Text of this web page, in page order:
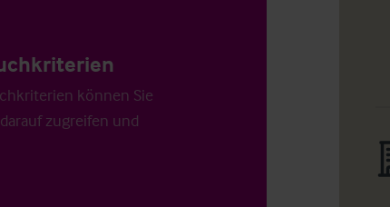
können Sie
zugreifen und